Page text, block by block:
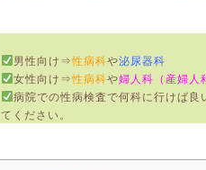
男性向け⇒性病科や泌尿器科
女性向け⇒性病科や婦人科（産婦人
病院での性病検査で何科に行けば良
てください。